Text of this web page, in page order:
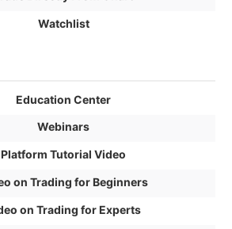
Watchlist
Education Center
Webinars
Platform Tutorial Video
on Trading for Beginners
on Trading for Experts